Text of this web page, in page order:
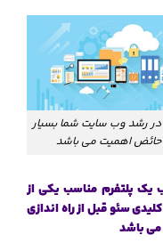
رشد وب سایت شما بسیار
حائض اهمیت می باشد
یک پلتفرم مناسب یکی از
سئو قبل از راه اندازی
باشد